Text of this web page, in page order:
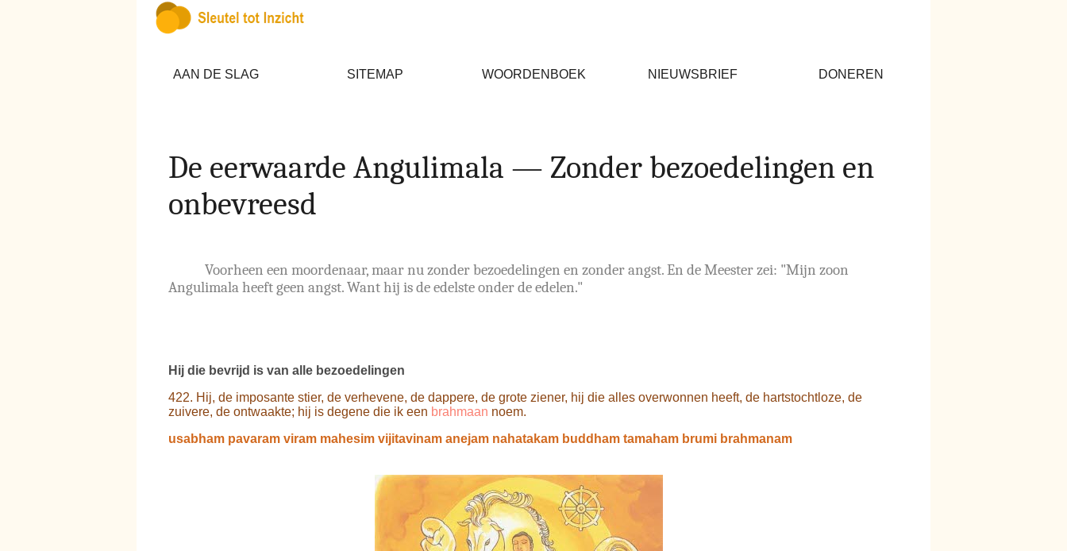
AAN DE SLAG SITEMAP WOORDENBOEK NIEUWSBRIEF DONEREN
De eerwaarde Angulimala — Zonder bezoedelingen en
onbevreesd
Voorheen een moordenaar, maar nu zonder bezoedelingen en zonder angst. En de Meester zei: "Mijn zoon
Angulimala heeft geen angst. Want hij is de edelste onder de edelen."
Hij die bevrijd is van alle bezoedelingen
422. Hij, de imposante stier, de verhevene, de dappere, de grote ziener, hij die alles overwonnen heeft, de hartstochtloze, de
zuivere, de ontwaakte; hij is degene die ik een brahmaan noem.
usabham pavaram viram mahesim vijitavinam anejam nahatakam buddham tamaham brumi brahmanam